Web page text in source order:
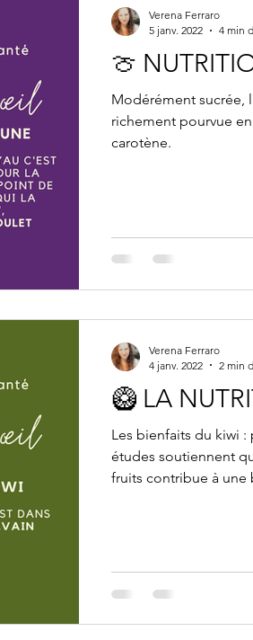
🍈
Modérément sucrée,
richement pourvue
carotène.
Verena Ferraro
5 janv. 2022
4 min
🥝 LA
Les bienfaits du kiwi :
études soutiennent
fruits contribue à une
Verena Ferraro
4 janv. 2022
2 min